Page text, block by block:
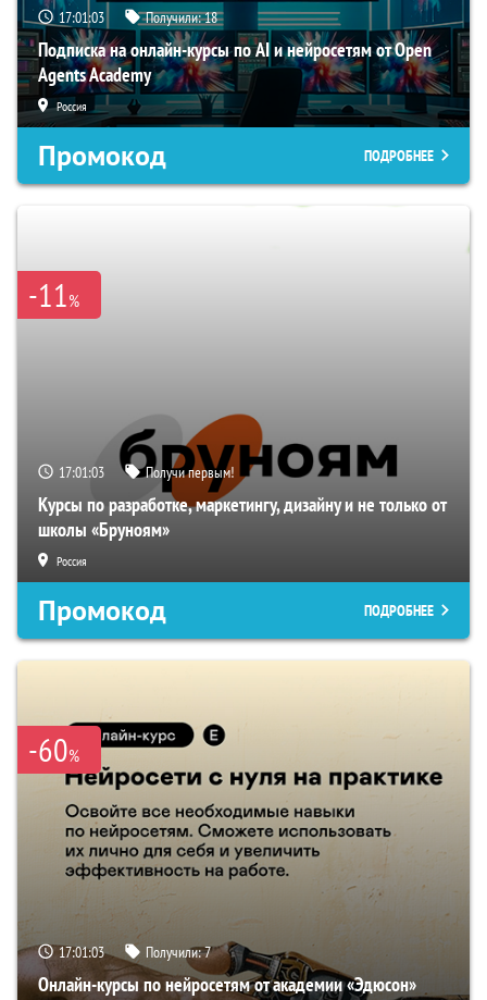
17:01:02 Получили:18
Подписка на онлайн-курсы по AI и нейросетям от Open
Agents Academy
Россия
Промокод ПОДРОБНЕЕ
-11%
17:01:02 Получи первым!
Курсы по разработке, маркетингу, дизайну и не только от
школы «Бруноям»
Россия
Промокод ПОДРОБНЕЕ
-60%
17:01:02 Получили:7
Онлайн-курсы по нейросетям от академии «Эдюсон»